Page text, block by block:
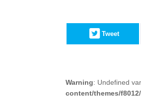
Tweet
Warning: Undefined
content/themes/